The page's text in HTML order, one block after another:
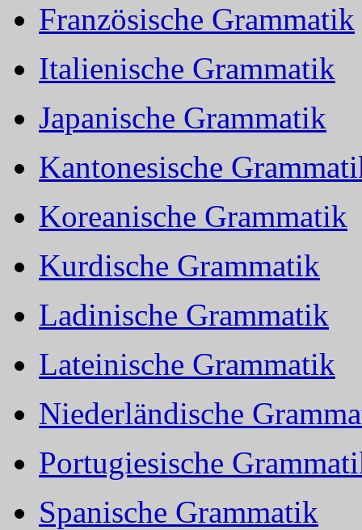
Französische Grammatik
Italienische Grammatik
Japanische Grammatik
Kantonesische
Koreanische Grammatik
Kurdische Grammatik
Ladinische Grammatik
Lateinische Grammatik
Niederländische
Portugiesische
Spanische Grammatik